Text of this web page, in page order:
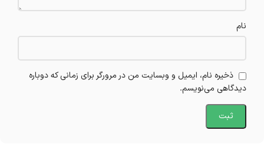
نام
ذخیره نام، ایمیل و وبسایت من در مرورگر برای زمانی که دوباره
دیدگاهی می‌نویسم.